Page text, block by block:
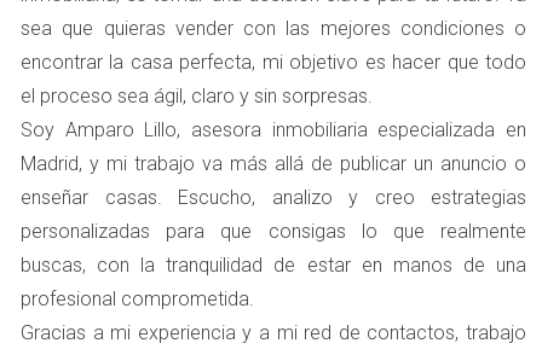
análisis comparativo de mercado. Este análisis consiste
en estudiar propiedades similares que se han vendido
recientemente en la misma zona para tener una idea
clara del rango de precios adecuado. Sin este paso
fundamental, es fácil caer en la trampa de fijar un precio
arbitrario que no refleje la realidad del mercado.
2. Sobrevalorar la Propiedad por
Sentimentalismo
El apego emocional a una vivienda puede nublar el juicio
sea que quieras vender con las mejores condiciones o
encontrar la casa perfecta, mi objetivo es hacer que todo
el proceso sea ágil, claro y sin sorpresas.
Soy Amparo Lillo, asesora inmobiliaria especializada en
Madrid, y mi trabajo va más allá de publicar un anuncio o
enseñar casas. Escucho, analizo y creo estrategias
personalizadas para que consigas lo que realmente
buscas, con la tranquilidad de estar en manos de una
profesional comprometida.
Gracias a mi experiencia y a mi red de contactos, trabajo